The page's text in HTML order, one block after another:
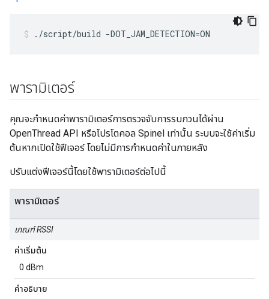
./script/build -DOT_JAM_DETECTION=ON
พารามิเตอร์
คุณจะกำหนดค่าพารามิเตอร์การตรวจจับการรบกวนได้ผ่าน
OpenThread API หรือโปรโตคอล Spinel เท่านั้น ระบบจะใช้ค่าเริ่ม
ต้นหากเปิดใช้ฟีเจอร์ โดยไม่มีการกำหนดค่าในภายหลัง
ปรับแต่งฟีเจอร์นี้โดยใช้พารามิเตอร์ต่อไปนี้
พารามิเตอร์
เกณฑ์ RSSI
ค่าเริ่มต้น
0 dBm
คำอธิบาย